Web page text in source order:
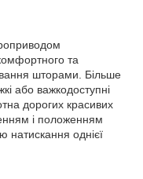
та
шторами. Більше
або важкодоступні
дорогих красивих
і положенням
натискання однієї